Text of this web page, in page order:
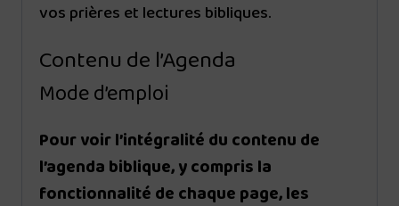
vos prières et lectures bibliques.
Contenu de l’Agenda
Mode d’emploi
Pour voir l’intégralité du contenu de
l’agenda biblique, y compris la
fonctionnalité de chaque page, les